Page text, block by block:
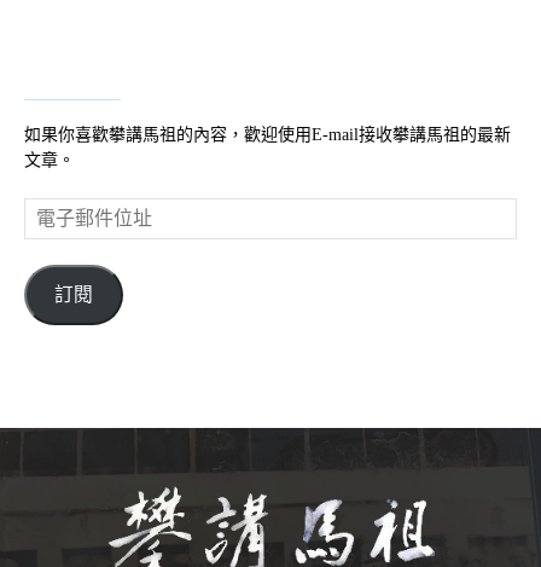
如果你喜歡攀講馬祖的內容，歡迎使用E-mail接收攀講馬祖的最新
文章。
電
子
件
位
訂閱